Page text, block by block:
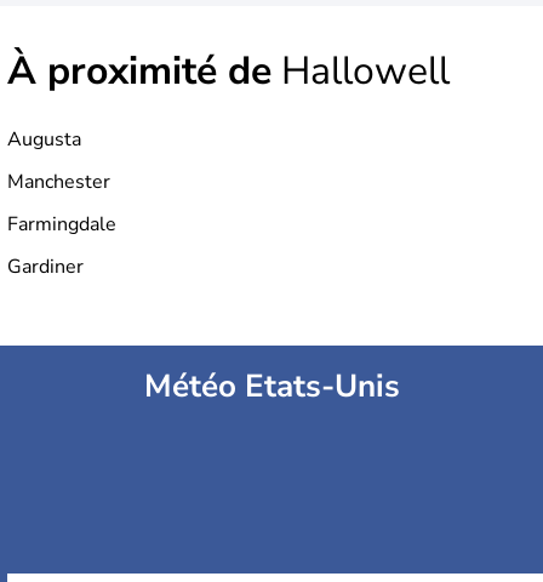
À proximité de Hallowell
Augusta
Manchester
Farmingdale
Gardiner
Météo Etats-Unis